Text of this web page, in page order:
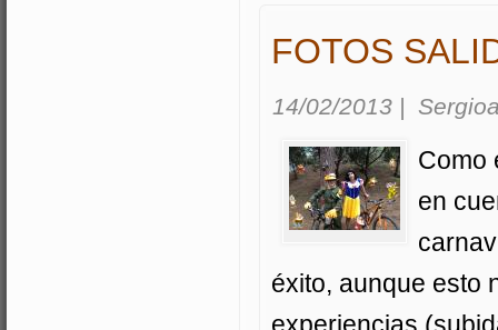
FOTOS
14/02/2013 |
Como
en
éxito, aunque esto